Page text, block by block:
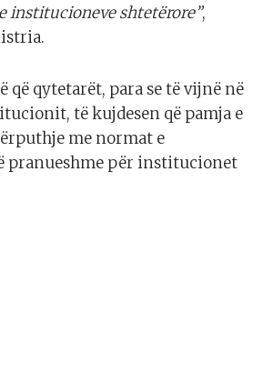
institucioneve shtetërore”,
që qytetarët, para se të vijnë në
të kujdesen që pamja e
me normat e
pranueshme për institucionet